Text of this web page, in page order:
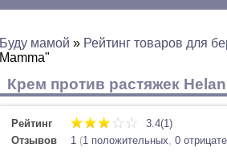
Буду мамой » Рейтинг товаров для
Mamma"
Крем против растяжек
Рейтинг
3.4(1)
Отзывов
1 (1 положительных, 0